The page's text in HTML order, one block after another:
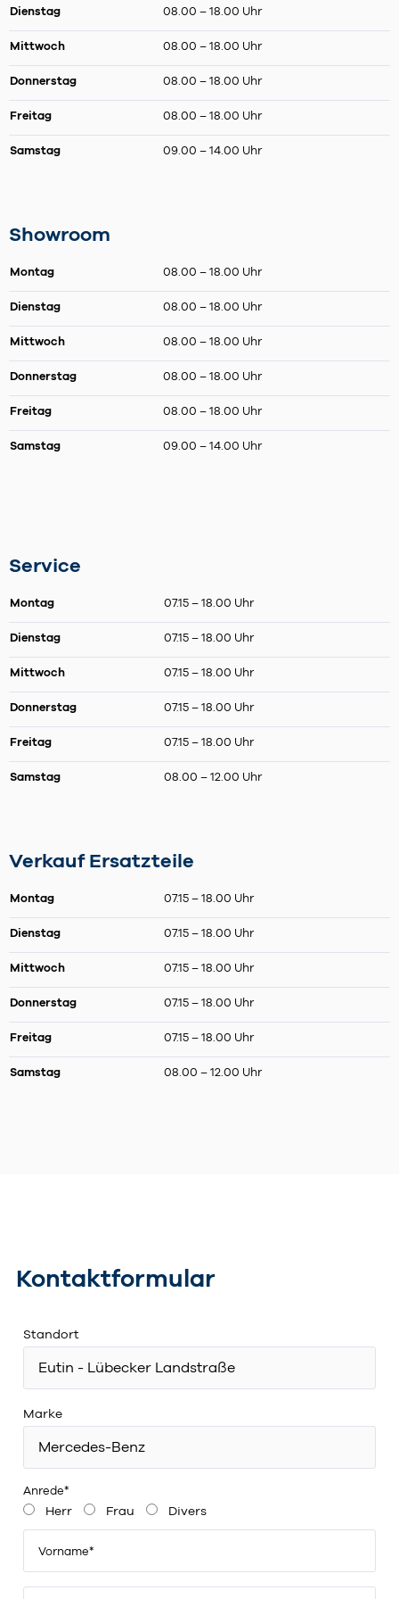
Dienstag 08.00 – 18.00 Uhr
Mittwoch 08.00 – 18.00 Uhr
Donnerstag 08.00 – 18.00 Uhr
Freitag 08.00 – 18.00 Uhr
Samstag 09.00 – 14.00 Uhr
Showroom
Montag 08.00 – 18.00 Uhr
Dienstag 08.00 – 18.00 Uhr
Mittwoch 08.00 – 18.00 Uhr
Donnerstag 08.00 – 18.00 Uhr
Freitag 08.00 – 18.00 Uhr
Samstag 09.00 – 14.00 Uhr
Service
Montag 07.15 – 18.00 Uhr
Dienstag 07.15 – 18.00 Uhr
Mittwoch 07.15 – 18.00 Uhr
Donnerstag 07.15 – 18.00 Uhr
Freitag 07.15 – 18.00 Uhr
Samstag 08.00 – 12.00 Uhr
Verkauf Ersatzteile
Montag 07.15 – 18.00 Uhr
Dienstag 07.15 – 18.00 Uhr
Mittwoch 07.15 – 18.00 Uhr
Donnerstag 07.15 – 18.00 Uhr
Freitag 07.15 – 18.00 Uhr
Samstag 08.00 – 12.00 Uhr
Kontaktformular
Standort
Marke
Anrede*
Herr Frau Divers